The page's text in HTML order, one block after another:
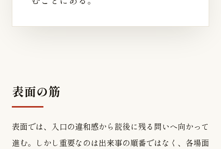
表面の筋
表面では、入口の違和感から読後に残る問いへ向かって
進む。しかし重要なのは出来事の順番ではなく、各場面